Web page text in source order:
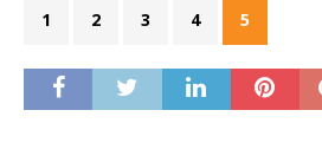
1 2 3 4 5